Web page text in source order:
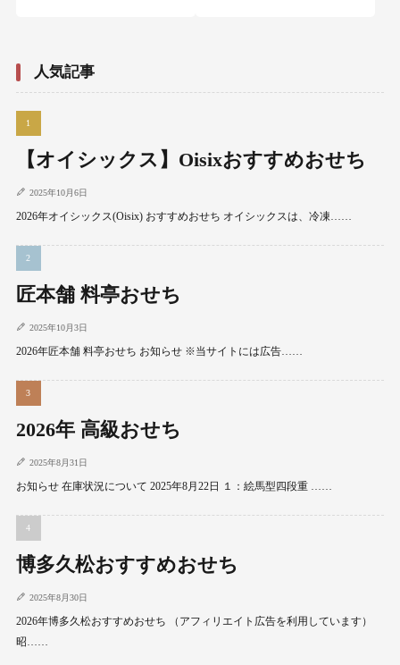
人気記事
【オイシックス】Oisixおすすめおせち
2025年10月6日
2026年オイシックス(Oisix) おすすめおせち オイシックスは、冷凍……
匠本舗 料亭おせち
2025年10月3日
2026年匠本舗 料亭おせち お知らせ ※当サイトには広告……
2026年 高級おせち
2025年8月31日
お知らせ 在庫状況について 2025年8月22日 １：絵馬型四段重 ……
博多久松おすすめおせち
2025年8月30日
2026年博多久松おすすめおせち （アフィリエイト広告を利用しています）
昭……